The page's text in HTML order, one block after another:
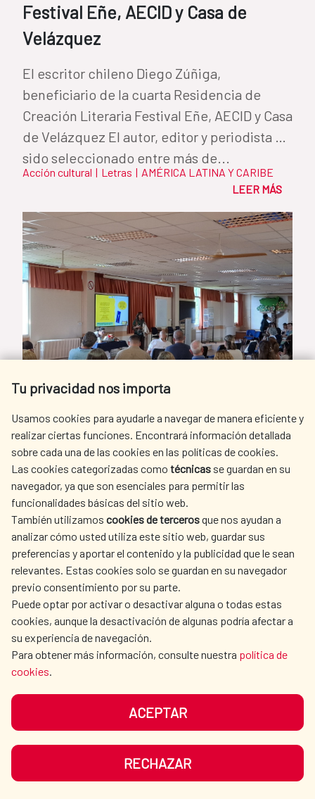
Festival Eñe, AECID y Casa de
Velázquez
El escritor chileno Diego Zúñiga,
beneficiario de la cuarta Residencia de
Creación Literaria Festival Eñe, AECID y Casa
de Velázquez El autor, editor y periodista ha
sido seleccionado entre más de...
Acción cultural | Letras | AMÉRICA LATINA Y CARIBE
LEER MÁS
La Red de Escuelas Asociadas de la
UNESCO refuerza su papel
estratégico en la educación frente
a los nuevos retos globales
La Red de Escuelas Asociadas de la
UNESCO refuerza su papel estratégico en la
educación frente a los nuevos retos
globales La Red estrena un espacio
Cooperación Española |
LEER MÁS
Tu privacidad nos importa
Usamos cookies para ayudarle a navegar de manera eficiente y
realizar ciertas funciones. Encontrará información detallada
sobre cada una de las cookies en las políticas de cookies.
Las cookies categorizadas como técnicas se guardan en su
navegador, ya que son esenciales para permitir las
funcionalidades básicas del sitio web.
También utilizamos cookies de tercerosque nos ayudan a
analizar cómo usted utiliza este sitio web, guardar sus
preferencias y aportar el contenido y la publicidad que le sean
relevantes. Estas cookies solo se guardan en su navegador
previo consentimiento por su parte.
Puede optar por activar o desactivar alguna o todas estas
cookies, aunque la desactivación de algunas podría afectar a
su experiencia de navegación.
Para obtener más información, consulte nuestra política de
cookies.
ACEPTAR
RECHAZAR